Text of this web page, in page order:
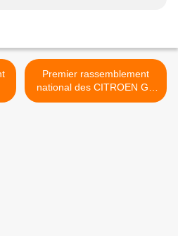
Premier rassemblement
national des CITROEN GS
à Cercy La Tour (58340) les